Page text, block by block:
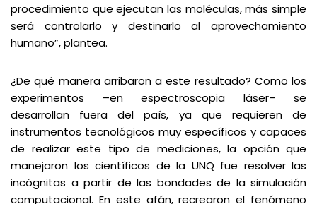
procedimiento que ejecutan las moléculas, más simple
será controlarlo y destinarlo al aprovechamiento
humano”, plantea.
¿De qué manera arribaron a este resultado? Como los
experimentos –en espectroscopia láser– se
desarrollan fuera del país, ya que requieren de
instrumentos tecnológicos muy específicos y capaces
de realizar este tipo de mediciones, la opción que
manejaron los científicos de la UNQ fue resolver las
incógnitas a partir de las bondades de la simulación
computacional. En este afán, recrearon el fenómeno